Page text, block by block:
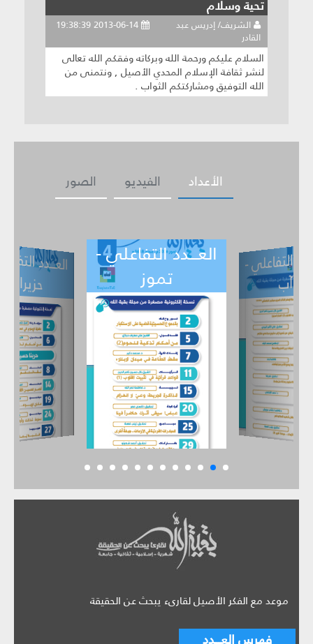
تحية وسلام
الشريف/ إدريس عبد
القادر
السلام عليكم ورحمة الله وبركاته وفقكم الله تعالى
لنشر ثقافة الإسلام المحدي الأصيل , ونتمنى من
الله التوفيق ومشاركتكم الثواب .
الصور الفيديو الأعداد
التفاعلي -
تموز
العـــدد التفاعلي -
حزيران
العـــدد
ي
أيار
موعد مع الفكر الأصيل لقارىء يبحث عن الحقيقة
فهرس العـــدد